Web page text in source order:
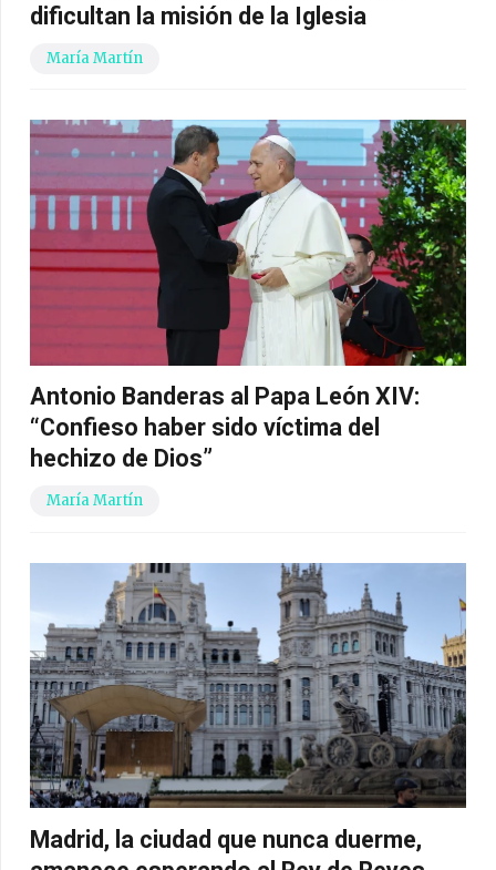
dificultan la misión de la Iglesia
María Martín
Antonio Banderas al Papa León XIV:
“Confieso haber sido víctima del
hechizo de Dios”
María Martín
Madrid, la ciudad que nunca duerme,